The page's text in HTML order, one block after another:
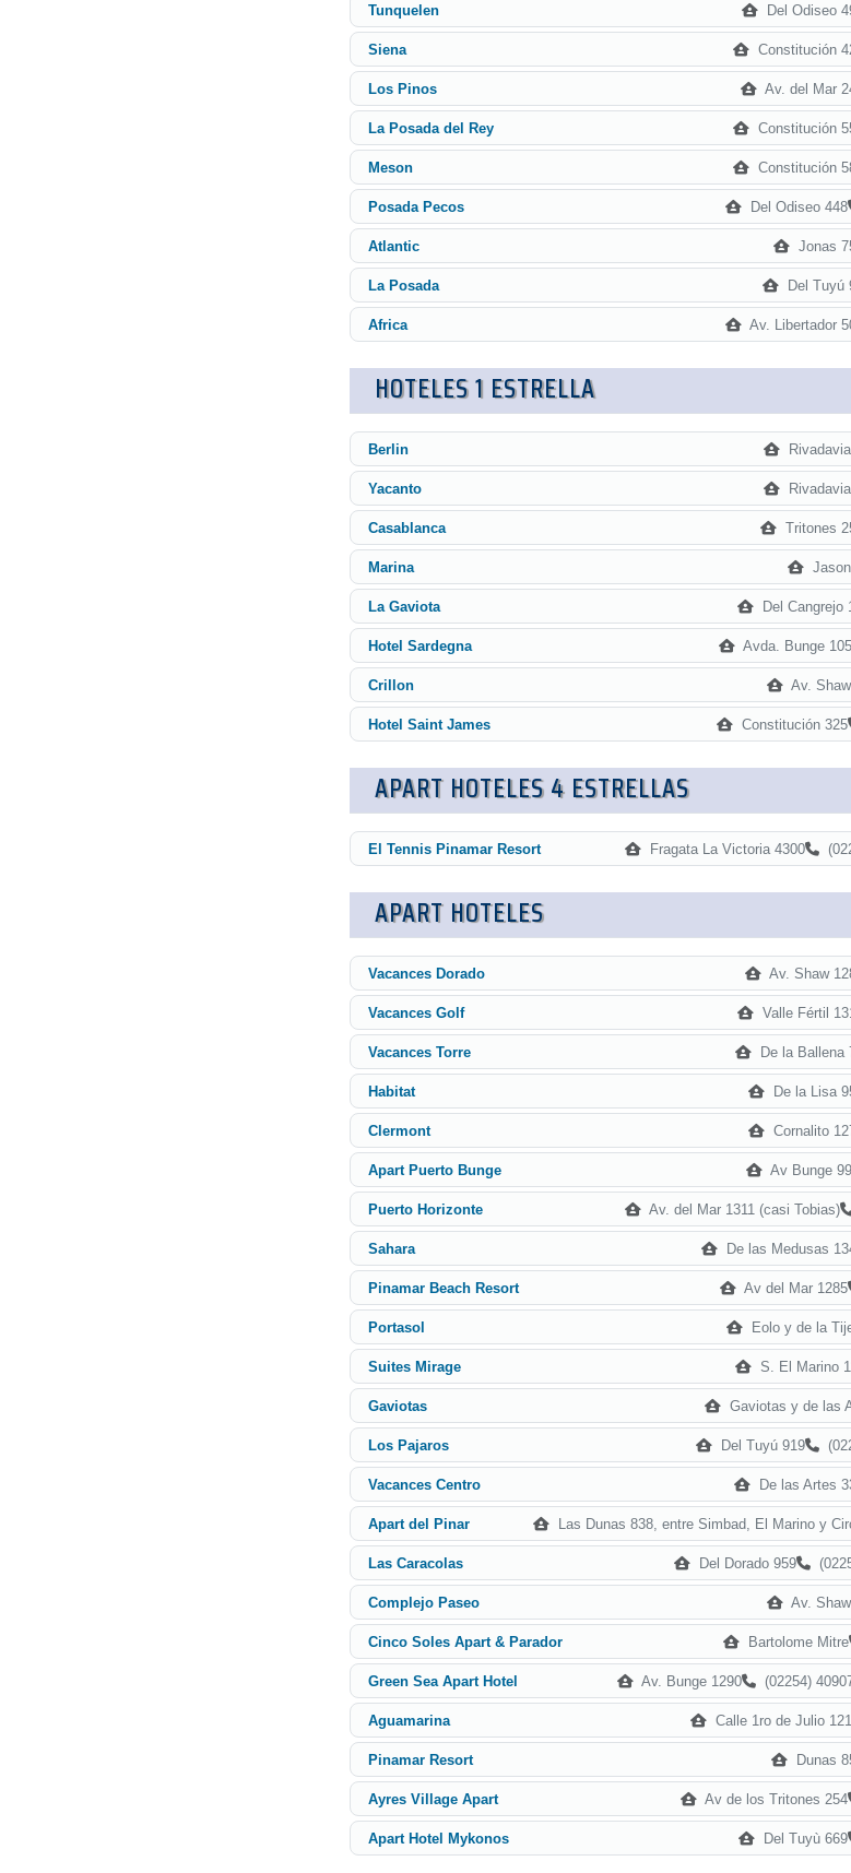
Tunquelen Del Odiseo
Siena Constitución
Los Pinos Av. del Mar
La Posada del Rey Constitución
Meson Constitución
Posada Pecos Del Odiseo 448
Atlantic Jonas
La Posada Del Tuyú
Africa Av. Libertador
HOTELES 1 ESTRELLA
Berlin
Yacanto
Casablanca Tritones
Marina
La Gaviota Del Cangrejo
Hotel Sardegna Avda. Bunge
Crillon Av.
Hotel Saint James Constitución 325
APART HOTELES 4 ESTRELLAS
El Tennis Pinamar Resort Fragata La Victoria 4300
APART HOTELES
Vacances Dorado Av. Shaw
Vacances Golf Valle Fértil
Vacances Torre De la Ballena
Habitat De la Lisa
Clermont Cornalito
Apart Puerto Bunge Av Bunge
Puerto Horizonte Av. del Mar 1311 (casi Tobias)
Sahara De las Medusas
Pinamar Beach Resort Av del Mar 1285
Portasol Eolo y de la
Suites Mirage S. El Marino
Gaviotas Gaviotas y de las
Los Pajaros Del Tuyú 919
Vacances Centro De las Artes
Apart del Pinar Las Dunas 838, entre Simbad, El Marino y
Las Caracolas Del Dorado 959
Complejo Paseo Av.
Cinco Soles Apart & Parador Bartolome Mitre
Green Sea Apart Hotel Av. Bunge 1290 (02254)
Aguamarina Calle 1ro de Julio
Pinamar Resort Dunas
Ayres Village Apart Av de los Tritones 254
Apart Hotel Mykonos Del Tuyù 669